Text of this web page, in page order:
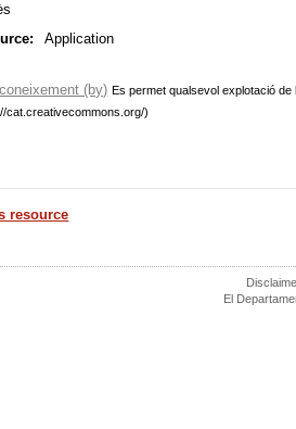
Application
(by) Es permet qualsevol explotació
cat.creativecommons.org/)
resource
El